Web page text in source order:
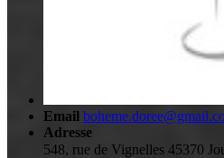
Email
Adresse
548, rue de Vignelles 45370